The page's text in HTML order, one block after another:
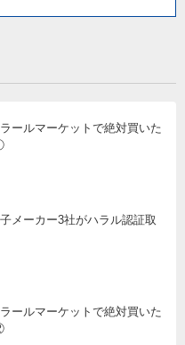
ールマーケットで絶対買いた
メーカー3社がハラル認証取
ールマーケットで絶対買いた